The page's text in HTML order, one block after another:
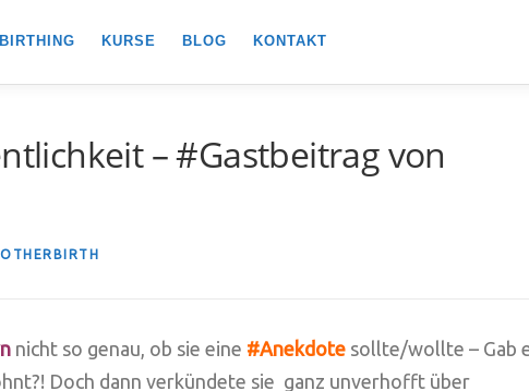
KURSE BLOG KONTAKT
– #Gastbeitrag von
nicht so genau, ob sie eine #Anekdote sollte/wollte – Gab
Doch dann verkündete sie ganz unverhofft über